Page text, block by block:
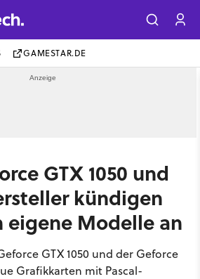
GAMESTAR.DE
GTX 1050 und
kündigen
eigene Modelle an
GTX 1050 und der Geforce
Grafikkarten mit Pascal-